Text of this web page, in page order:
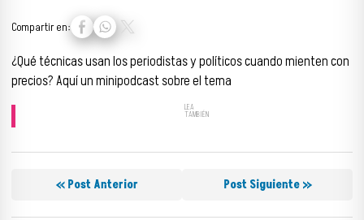
Compartir en:
¿Qué técnicas usan los periodistas y políticos cuando mienten con
precios? Aquí un minipodcast sobre el tema
« Post Anterior Post Siguiente »